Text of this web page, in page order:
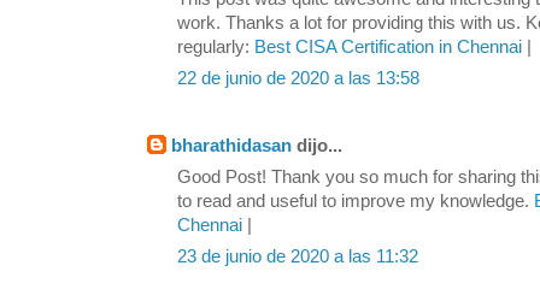
work. Thanks a lot for providing this with us.
regularly: Best CISA Certification in Chennai
22 de junio de 2020 a las 13:58
bharathidasan dijo...
Good Post! Thank you so much for sharing
to read and useful to improve my knowledge.
Chennai
23 de junio de 2020 a las 11:32